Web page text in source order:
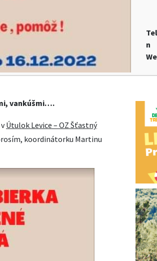
n
vankúšmi….
Útulok Levice – OZ Šťastný
koordinátorku Martinu